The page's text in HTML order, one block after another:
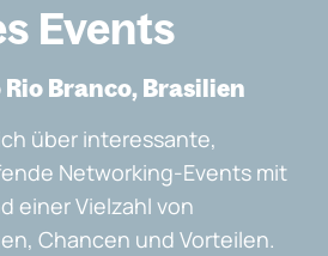
Events
Branco, Brasilien
über interessante,
Networking-Events mit
einer Vielzahl von
Chancen und Vorteilen.